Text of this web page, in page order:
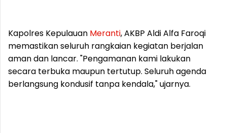
Kapolres Kepulauan Meranti, AKBP Aldi Alfa Faroqi
memastikan seluruh rangkaian kegiatan berjalan
aman dan lancar. "Pengamanan kami lakukan
secara terbuka maupun tertutup. Seluruh agenda
berlangsung kondusif tanpa kendala," ujarnya.